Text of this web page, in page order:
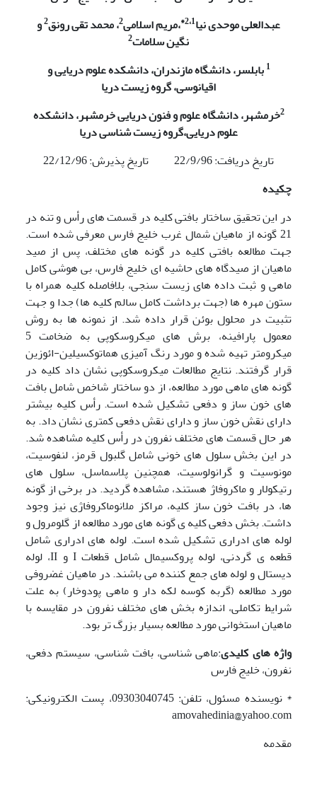
عبدالعلی موحدی نیا2،1* ،مریم اسلامی2، محمد تقی رونق2و
نگین سلامات2
1بابلسر، دانشگاه مازندران، دانشکده علوم دریایی و
اقیانوسی، گروه زیست دریا
2خرمشهر، دانشگاه علوم و فنون دریایی خرمشهر، دانشکده
علوم دریایی،گروه زیست شناسی دریا
تاریخ دریافت: 22/9/96 تاریخ پذیرش: 22/12/96
چکیده
در این تحقیق ساختار بافتی کلیه در قسمت های رأس و تنه در
21 گونه از ماهیان شمال غرب خلیج فارس معرفی شده است.
جهت مطالعه بافتی کلیه در گونه های مختلف، پس از صید
ماهیان از صیدگاه های حاشیه ای خلیج فارس، بی هوشی کامل
ماهی و ثبت داده های زیست سنجی، بلافاصله کلیه همراه با
ستون مهره ها (جهت برداشت کامل سالم کلیه ها) جدا و جهت
تثبیت در محلول بوئن قرار داده شد. از نمونه ها به روش
معمول پارافینه، برش های میکروسکوپی به ضخامت 5
میکرومتر تهیه شده و مورد رنگ آمیزی هماتوکسیلین-ائوزین
قرار گرفتند. نتایج مطالعات میکروسکوپی نشان داد کلیه در
گونه های ماهی مورد مطالعه، از دو ساختار شاخص شامل بافت
های خون ساز و دفعی تشکیل شده است. رأس کلیه بیشتر
دارای نقش خون ساز و دارای نقش دفعی کمتری نشان داد. به
هر حال قسمت های مختلف نفرون در رأس کلیه مشاهده شد.
در این بخش سلول های خونی شامل گلبول قرمز، لنفوسیت،
مونوسیت و گرانولوسیت، همچنین پلاسماسل، سلول های
رتیکولار و ماکروفاژ هستند، مشاهده گردید. در برخی از گونه
ها، در بافت خون ساز کلیه، مراکز ملانوماکروفاژی نیز وجود
داشت. بخش دفعی کلیه ی گونه های مورد مطالعه از گلومرول و
لوله های ادراری تشکیل شده است. لوله های ادراری شامل
قطعه ی گردنی، لوله پروکسیمال شامل قطعات I و II، لوله
دیستال و لوله های جمع کننده می باشند. در ماهیان غضروفی
مورد مطالعه (گربه کوسه لکه دار و ماهی پودوخار) به علت
شرایط تکاملی، اندازه بخش های مختلف نفرون در مقایسه با
ماهیان استخوانی مورد مطالعه بسیار بزرگ تر بود.
واژه های کلیدی:ماهی شناسی، بافت شناسی، سیستم دفعی،
نفرون، خلیج فارس
* نویسنده مسئول، تلفن: 09303040745، پست الکترونیکی:
amovahedinia@yahoo.com
مقدمه